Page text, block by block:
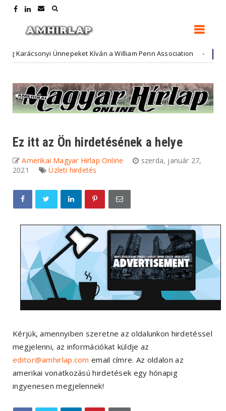
Ünnepeket Kíván a William Penn Association Hirdető
Ez itt az Ön hirdetésének a helye
Amerikai Magyar Hirlap Online
szerda, január 27,
2021
Üzleti hirdetés
Kérjük, amennyiben szeretne az oldalunkon hirdetéssel
megjelenni, az információkat küldje az
editor@amhirlap.com email címre. Az oldalon az
amerikai vonatkozású hirdetések egy hónapig
ingyenesen megjelennek!